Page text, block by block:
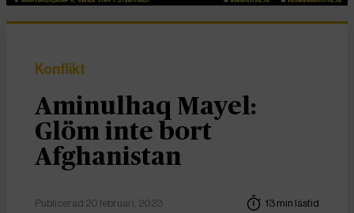
Konflikt
Aminulhaq Mayel:
Glöm inte bort
Afghanistan
Publicerad 20 februari, 2023 13 min lästid